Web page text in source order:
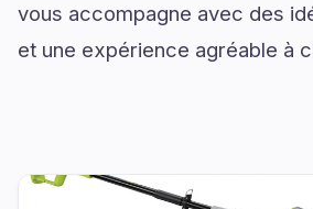
vous accompagne avec des
et une expérience agréable à